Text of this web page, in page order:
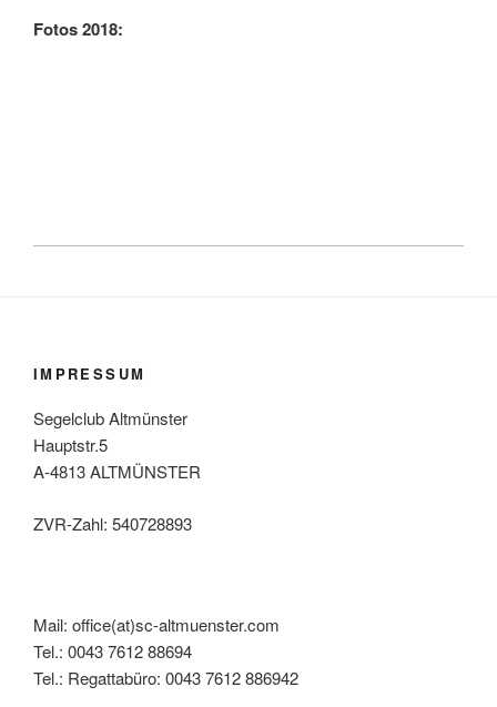
Fotos 2018:
IMPRESSUM
Segelclub Altmünster
Hauptstr.5
A-4813 ALTMÜNSTER
ZVR-Zahl: 540728893
Mail: office(at)sc-altmuenster.com
Tel.: 0043 7612 88694
Tel.: Regattabüro: 0043 7612 886942